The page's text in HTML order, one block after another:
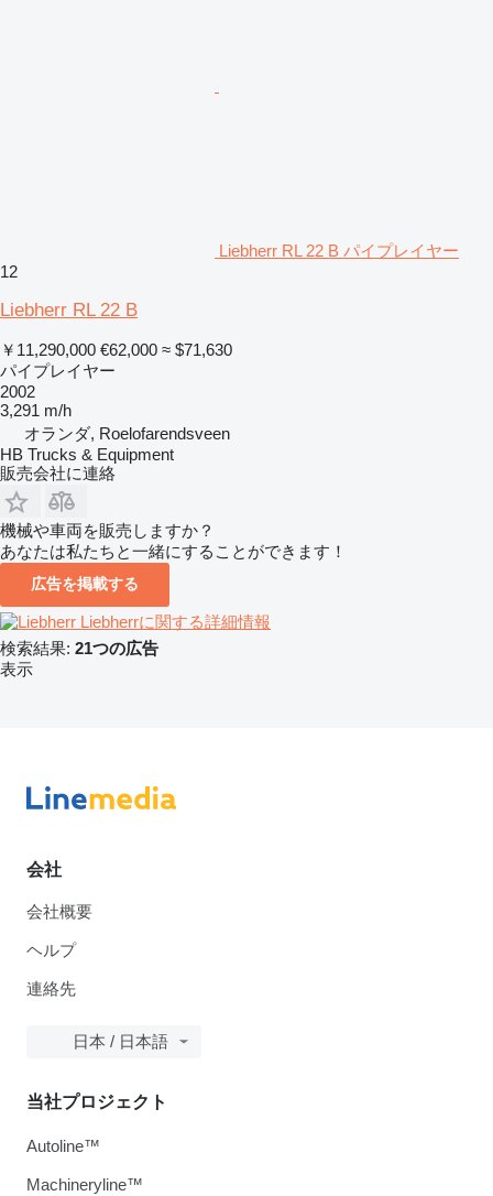
Liebherr RL 22 B パイプレイヤー
12
Liebherr RL 22 B
￥11,290,000 €62,000 ≈ $71,630
パイプレイヤー
2002
3,291 m/h
オランダ, Roelofarendsveen
HB Trucks & Equipment
販売会社に連絡
機械や車両を販売しますか？
あなたは私たちと一緒にすることができます！
広告を掲載する
Liebherrに関する詳細情報
検索結果: 21つの広告
表示
会社
会社概要
ヘルプ
連絡先
日本 / 日本語
当社プロジェクト
Autoline™
Machineryline™